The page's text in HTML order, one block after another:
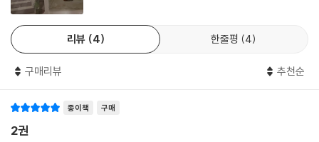
『폰타와 오늘의 산책』은 ‘산책’과 ‘개’를 좋아하는 작가의 단편에서 시작됐
고, 만화 잡지와 작가 SNS에 연재한 단편들을 모아 단행본으로 만들었다.
읽다보면 소소하게 빵빵 터지는 개와 사람의 일상은 부담 없이 읽을 만화
폰타와 리에코의 산책길에 여러분을 초대한다.
리뷰 4 한줄평 4
구매리뷰 추천순
종이책 구매
2권